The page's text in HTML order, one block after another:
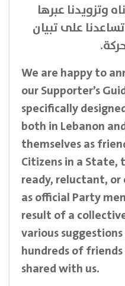
We are happy to
our Supporter’s
specifically
both in Lebanon
themselves as
Citizens in a State,
ready, reluctant,
as official Party
result of a
various
hundreds of
shared with us.
وتزويدنا عبرها
على تبيان